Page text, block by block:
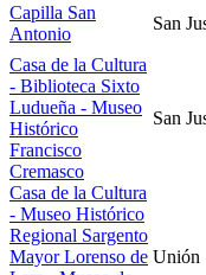
Capilla San
Antonio
San
Casa de la Cultura
- Biblioteca Sixto
Ludueña - Museo
Histórico
Francisco
Cremasco
San
Casa de la Cultura
- Museo Histórico
Regional Sargento
Mayor Lorenso de Unión